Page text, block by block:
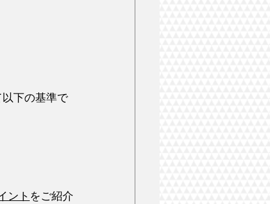
下の基準で
ント をご紹介